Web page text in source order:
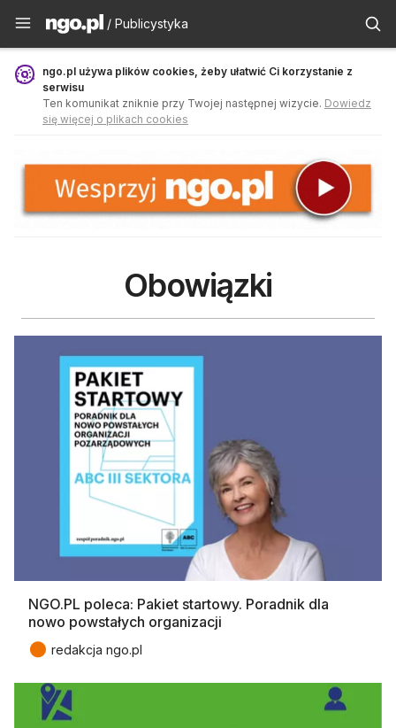
Publicystyka - ngo.pl
/ Publicystyka
ngo.pl używa plików cookies, żeby ułatwić Ci korzystanie z
serwisu
Ten komunikat zniknie przy Twojej następnej wizycie. Dowiedz
się więcej o plikach cookies
Obowiązki
NGO.PL poleca: Pakiet startowy. Poradnik dla
nowo powstałych organizacji
● redakcja ngo.pl